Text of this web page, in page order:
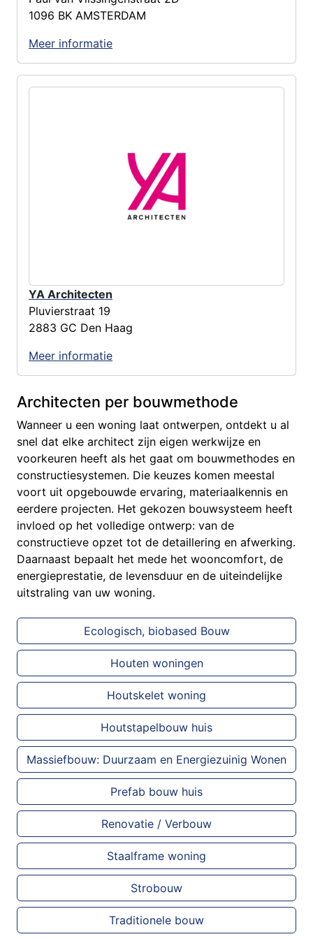
1096 BK AMSTERDAM
Meer informatie
YA Architecten
Pluvierstraat 19
2883 GC Den Haag
Meer informatie
Architecten per bouwmethode
Wanneer u een woning laat ontwerpen, ontdekt u al
snel dat elke architect zijn eigen werkwijze en
voorkeuren heeft als het gaat om bouwmethodes en
constructiesystemen. Die keuzes komen meestal
voort uit opgebouwde ervaring, materiaalkennis en
eerdere projecten. Het gekozen bouwsysteem heeft
invloed op het volledige ontwerp: van de
constructieve opzet tot de detaillering en afwerking.
Daarnaast bepaalt het mede het wooncomfort, de
energieprestatie, de levensduur en de uiteindelijke
uitstraling van uw woning.
Ecologisch, biobased Bouw
Houten woningen
Houtskelet woning
Houtstapelbouw huis
Massiefbouw: Duurzaam en Energiezuinig Wonen
Prefab bouw huis
Renovatie / Verbouw
Staalframe woning
Strobouw
Traditionele bouw